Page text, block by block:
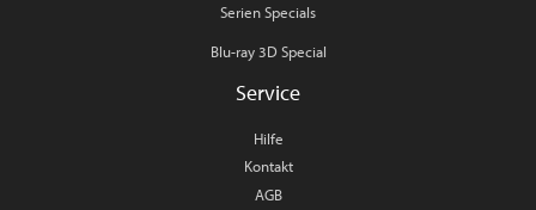
Serien Specials
Blu-ray 3D Special
Service
Hilfe
Kontakt
AGB